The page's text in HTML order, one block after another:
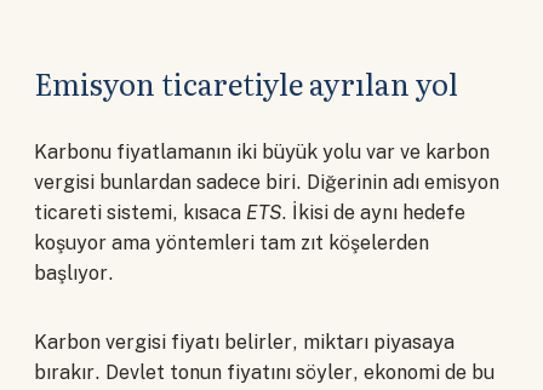
Emisyon ticaretiyle ayrılan yol
Karbonu fiyatlamanın iki büyük yolu var ve karbon
vergisi bunlardan sadece biri. Diğerinin adı emisyon
ticareti sistemi, kısaca ETS. İkisi de aynı hedefe
koşuyor ama yöntemleri tam zıt köşelerden
başlıyor.
Karbon vergisi fiyatı belirler, miktarı piyasaya
bırakır. Devlet tonun fiyatını söyler, ekonomi de bu